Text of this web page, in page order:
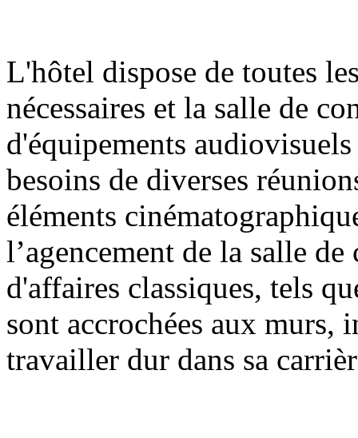
L'hôtel dispose de toutes
nécessaires et la salle de
d'équipements
besoins de diverses
éléments
l’agencement de la salle
d'affaires classiques, tels
sont accrochées aux murs,
travailler dur dans sa